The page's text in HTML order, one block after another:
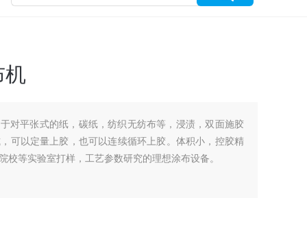
机
对平张式的纸，碳纸，纺织无纺布等，浸渍，双面施胶
可以定量上胶，也可以连续循环上胶。体积小，控胶精
等实验室打样，工艺参数研究的理想涂布设备。